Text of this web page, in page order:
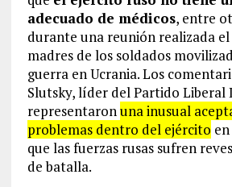
adecuado de médicos, entre
durante una reunión realizada el
madres de los soldados
guerra en Ucrania. Los
Slutsky, líder del Partido Liberal
representaron una inusual
problemas dentro del ejército
que las fuerzas rusas sufren
de batalla.